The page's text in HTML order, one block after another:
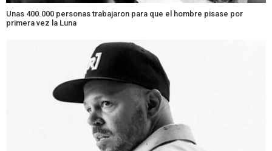
Unas 400.000 personas trabajaron para que el hombre pisase por
primera vez la Luna